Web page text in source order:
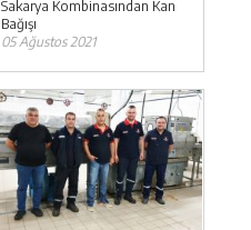
Sakarya Kombinasından Kan
Bağışı
05 Ağustos 2021